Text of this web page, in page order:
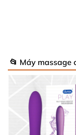
tuyệt
tưởng cho
G.
Chế độ rung:
giật gân
, từ
nhu cầu. ⚡
📂 Máy massage